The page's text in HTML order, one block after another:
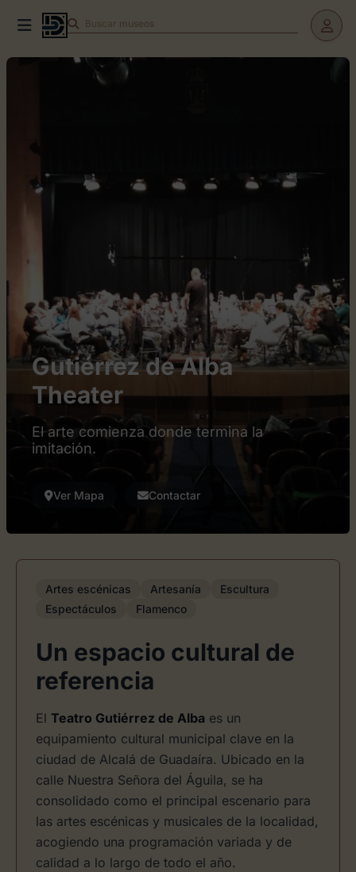
Buscar museos
Gutiérrez de Alba
Theater
El arte comienza donde termina la
imitación.
Ver Mapa Contactar
Artes escénicas Artesanía
Escultura
Espectáculos
Flamenco
Un espacio cultural de
referencia
El Teatro Gutiérrez de Alba es un
equipamiento cultural municipal clave en la
ciudad de Alcalá de Guadaíra. Ubicado en la
calle Nuestra Señora del Águila, se ha
consolidado como el principal escenario para
las artes escénicas y musicales de la localidad,
acogiendo una programación variada y de
calidad a lo largo de todo el año.